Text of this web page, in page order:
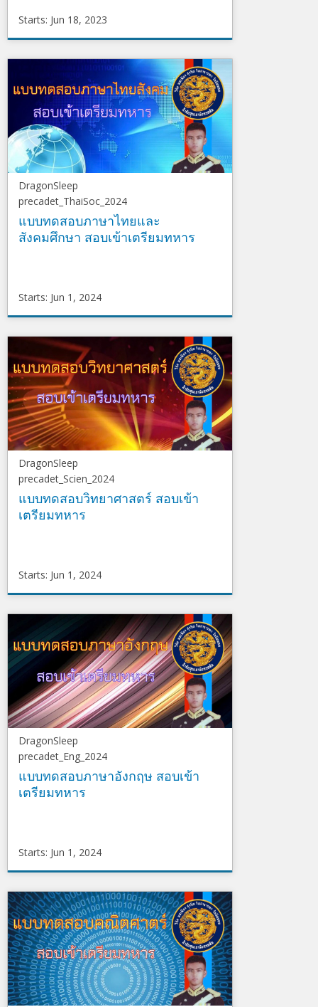
Starts: Jun 18, 2023
ENG01
StartsJun
18,
2023
DragonSleep
precadet_ThaiSoc_2024
แบบทดสอบภาษาไทยและ
สังคมศึกษา สอบเข้าเตรียมทหาร
Starts: Jun 1, 2024
precadet_ThaiSoc_2024
Starts Jun
1,
2024
DragonSleep
precadet_Scien_2024
แบบทดสอบวิทยาศาสตร์ สอบเข้า
เตรียมทหาร
Starts: Jun 1, 2024
precadet_Scien_2024
StartsJun
1,
2024
DragonSleep
precadet_Eng_2024
แบบทดสอบภาษาอังกฤษ สอบเข้า
เตรียมทหาร
Starts: Jun 1, 2024
precadet_Eng_2024
StartsJun
1,
2024